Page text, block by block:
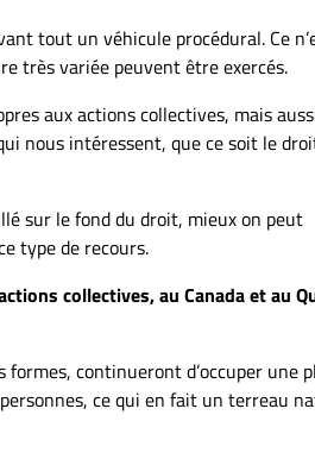
tout un véhicule procédural. Ce
très variée peuvent être exercés.
aux actions collectives, mais
nous intéressent, que ce soit le
sur le fond du droit, mieux on peut
type de recours.
collectives, au Canada et au
continueront d’occuper une
ce qui en fait un terreau